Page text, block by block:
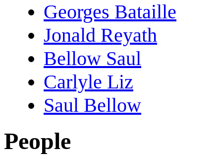
Georges Bataille
Jonald Reyath
Bellow Saul
Carlyle Liz
Saul Bellow
People